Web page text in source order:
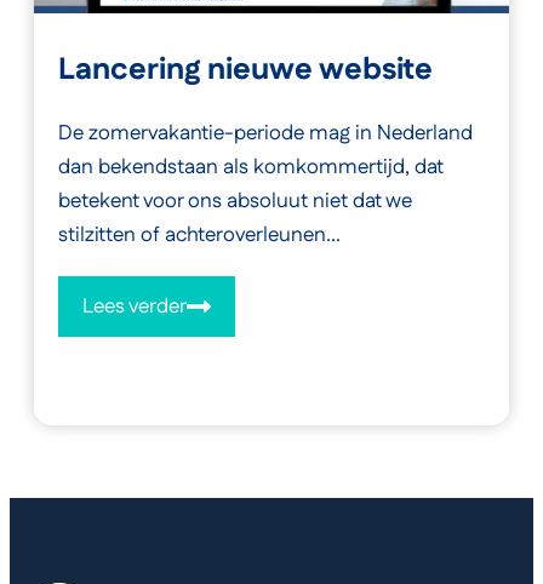
Lancering nieuwe website
De zomervakantie-periode mag in Nederland
dan bekendstaan als komkommertijd, dat
betekent voor ons absoluut niet dat we
stilzitten of achteroverleunen...
Lees verder